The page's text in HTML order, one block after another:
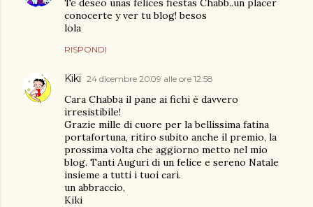
Te deseo unas felices fiestas Chabb..un placer
conocerte y ver tu blog! besos
lola
RISPONDI
Kiki 24 dicembre 2009 alle ore 12:58
Cara Chabba il pane ai fichi é davvero
irresistibile!
Grazie mille di cuore per la bellissima fatina
portafortuna, ritiro subito anche il premio, la
prossima volta che aggiorno metto nel mio
blog. Tanti Auguri di un felice e sereno Natale
insieme a tutti i tuoi cari.
un abbraccio,
Kiki